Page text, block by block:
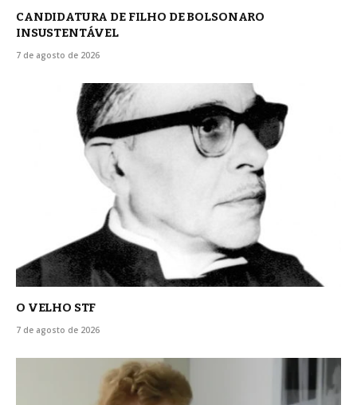
CANDIDATURA DE FILHO DE BOLSONARO
INSUSTENTÁVEL
7 de agosto de 2026
O VELHO STF
7 de agosto de 2026